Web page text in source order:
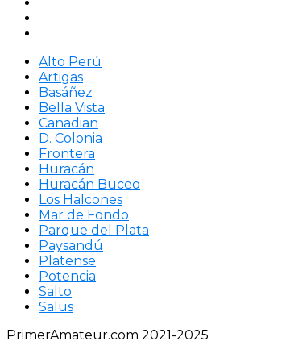
Alto Perú
Artigas
Basáñez
Bella Vista
Canadian
D. Colonia
Frontera
Huracán
Huracán Buceo
Los Halcones
Mar de Fondo
Parque del Plata
Paysandú
Platense
Potencia
Salto
Salus
PrimerAmateur.com 2021-2025